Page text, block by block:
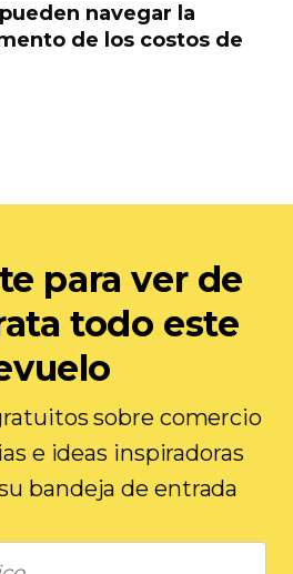
navegar la
de los costos de
para ver de
todo este
sobre comercio
e ideas inspiradoras
bandeja de entrada